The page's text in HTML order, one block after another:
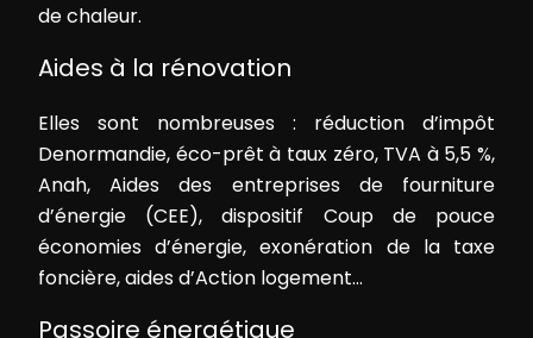
de chaleur.
Aides à la rénovation
Elles sont nombreuses : réduction d’impôt
Denormandie, éco-prêt à taux zéro, TVA à 5,5 %,
Anah, Aides des entreprises de fourniture
d’énergie (CEE), dispositif Coup de pouce
économies d’énergie, exonération de la taxe
foncière, aides d’Action logement…
Passoire énergétique